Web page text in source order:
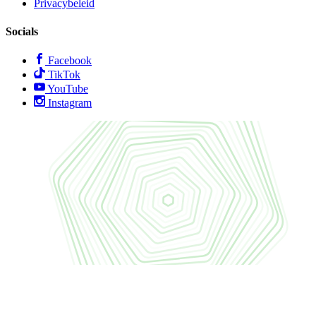
Privacybeleid
Socials
Facebook
TikTok
YouTube
Instagram